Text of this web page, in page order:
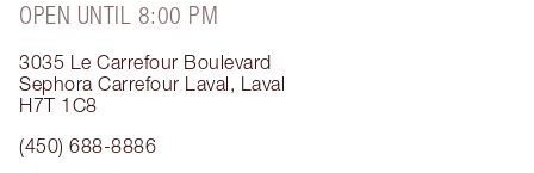
OPEN UNTIL 8:00 PM
3035 Le Carrefour Boulevard
Sephora Carrefour Laval, Laval
H7T 1C8
(450) 688-8886